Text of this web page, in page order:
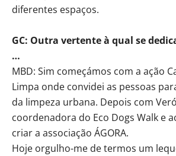
diferentes espaços.
GC: Outra vertente à qual se
…
MBD: Sim começámos com a ação
Limpa onde convidei as pessoas
da limpeza urbana. Depois com
coordenadora do Eco Dogs Walk e
criar a associação ÁGORA.
Hoje orgulho-me de termos um